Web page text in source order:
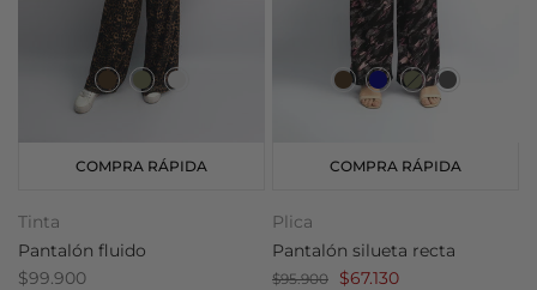
COMPRA RÁPIDA
Tinta
Pantalón fluido
$99.900
COMPRA RÁPIDA
Plica
Pantalón silueta recta
$95.900 $67.130